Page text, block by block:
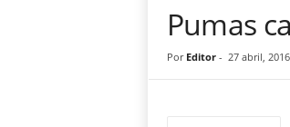
Pumas
Por Editor- 27 abril, 2016